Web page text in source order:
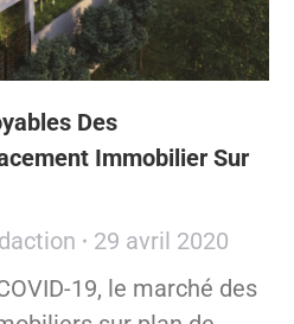
Des
Immobilier Sur
29 avril 2020
19, le marché des